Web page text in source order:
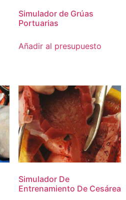
Simulador de Grúas
Portuarias
Añadir al presupuesto
Simulador De
Entrenamiento De Cesárea